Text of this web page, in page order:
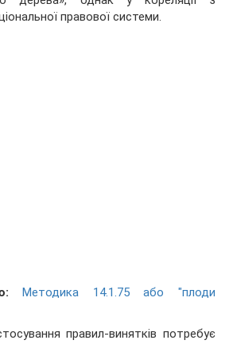
правової системи.
Методика 14.1.75 або "плоди
правил-винятків потребує